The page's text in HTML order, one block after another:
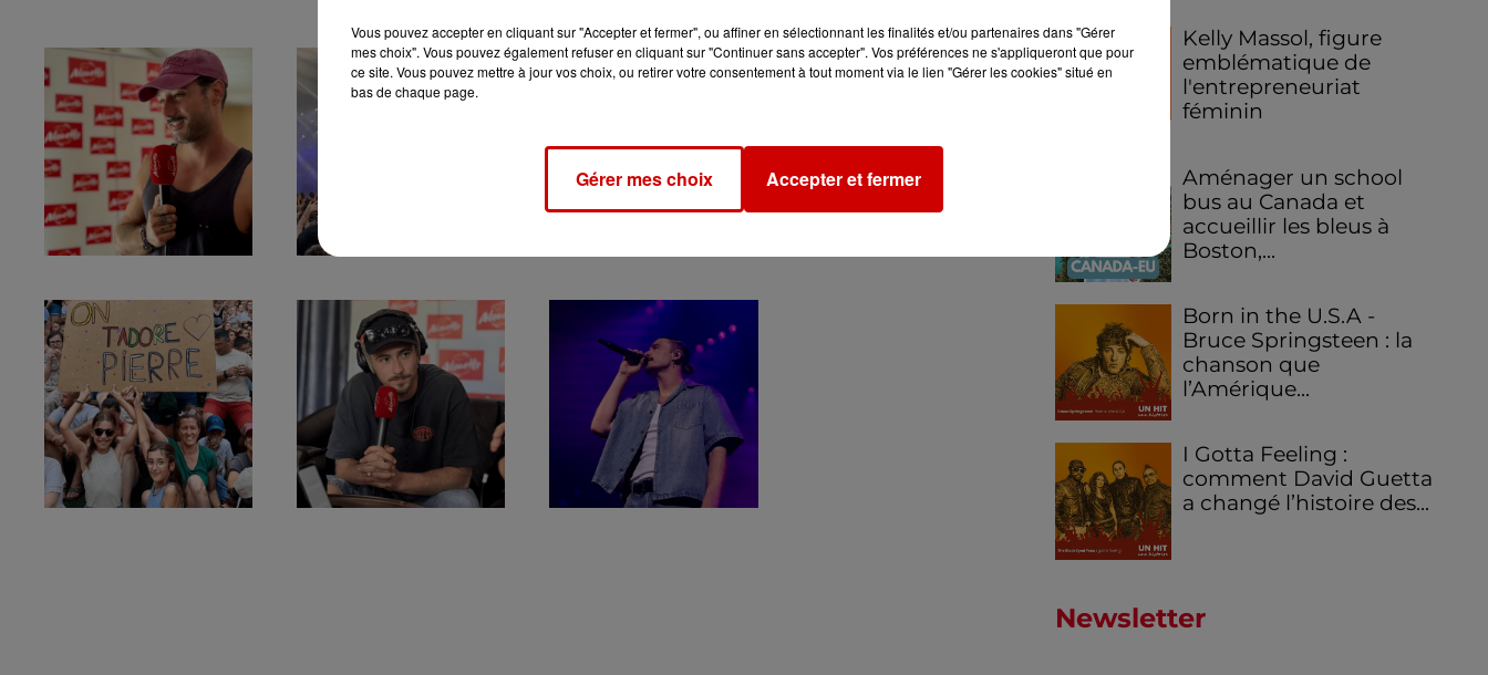
Kelly Massol, figure
emblématique de
l'entrepreneuriat
féminin
Aménager un school
bus au Canada et
accueillir les bleus à
Boston,...
Born in the U.S.A -
Bruce Springsteen : la
chanson que
l’Amérique...
I Gotta Feeling :
comment David Guetta
a changé l’histoire des...
Newsletter
Vous pouvez accepter en cliquant sur "Accepter et fermer", ou affiner en sélectionnant les finalités et/ou partenaires dans "Gérer
mes choix". Vous pouvez également refuser en cliquant sur "Continuer sans accepter". Vos préférences ne s'appliqueront que pour
ce site. Vous pouvez mettre à jour vos choix, ou retirer votre consentement à tout moment via le lien "Gérer les cookies" situé en
bas de chaque page.
Gérer mes choix Accepter et fermer